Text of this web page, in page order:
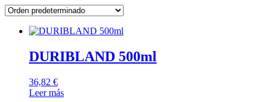
DURIBLAND 500ml
36,82 €
Leer más